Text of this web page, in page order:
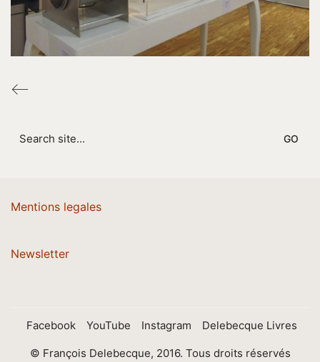
for:
Mentions legales
Newsletter
Facebook YouTube Instagram Delebecque Livres
© François Delebecque, 2016. Tous droits réservés